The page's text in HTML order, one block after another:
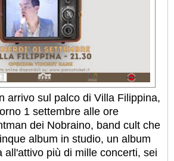
arrivo sul palco di Villa Filippina,
1 settembre alle ore
dei Nobraino, band cult che
album in studio, un album
all'attivo più di mille concerti, sei